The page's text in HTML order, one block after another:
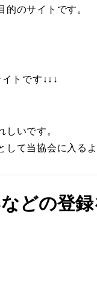
のサイトです。
トです↓↓↓
しいです。
して当協会に入る
どの登